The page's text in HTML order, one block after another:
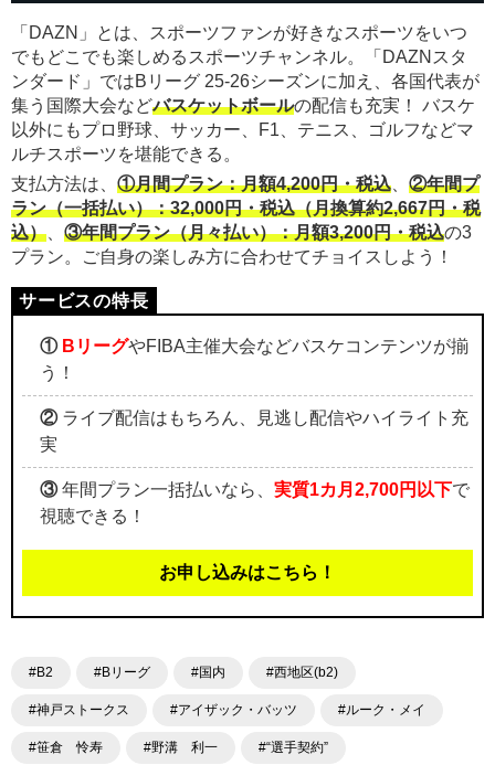
「DAZN」とは、スポーツファンが好きなスポーツをいつ
でもどこでも楽しめるスポーツチャンネル。「DAZNスタ
ンダード」ではBリーグ 25-26シーズンに加え、各国代表が
集う国際大会などバスケットボールの配信も充実！ バスケ
以外にもプロ野球、サッカー、F1、テニス、ゴルフなどマ
ルチスポーツを堪能できる。
支払方法は、 ①月間プラン：月額4,200円・税込、 ②年間プ
ラン（一括払い）：32,000円・税込（月換算約2,667円・税
込）、 ③年間プラン（月々払い）：月額3,200円・税込の3
プラン。ご自身の楽しみ方に合わせてチョイスしよう！
① BリーグやFIBA主催大会などバスケコンテンツが揃
う！
②ライブ配信はもちろん、見逃し配信やハイライト充
実
③年間プラン一括払いなら、 実質1カ月2,700円以下で
視聴できる！
お申し込みはこちら！
#B2 #Bリーグ #国内 #西地区(b2)
#神戸ストークス #アイザック・バッツ #ルーク・メイ
#笹倉 怜寿 #野溝 利一 #“選手契約”